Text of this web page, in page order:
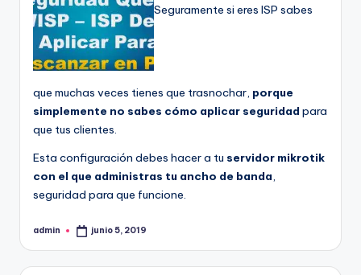
Seguramente si eres ISP sabes
que muchas veces tienes que trasnochar, porque
simplemente no sabes cómo aplicar seguridad para
que tus clientes.
Esta configuración debes hacer a tu servidor mikrotik
con el que administras tu ancho de banda,
seguridad para que funcione.
Publicado
admin junio 5, 2019